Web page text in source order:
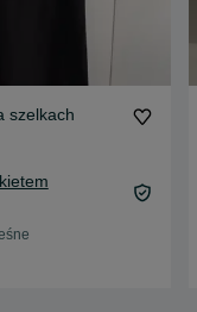
szelkach